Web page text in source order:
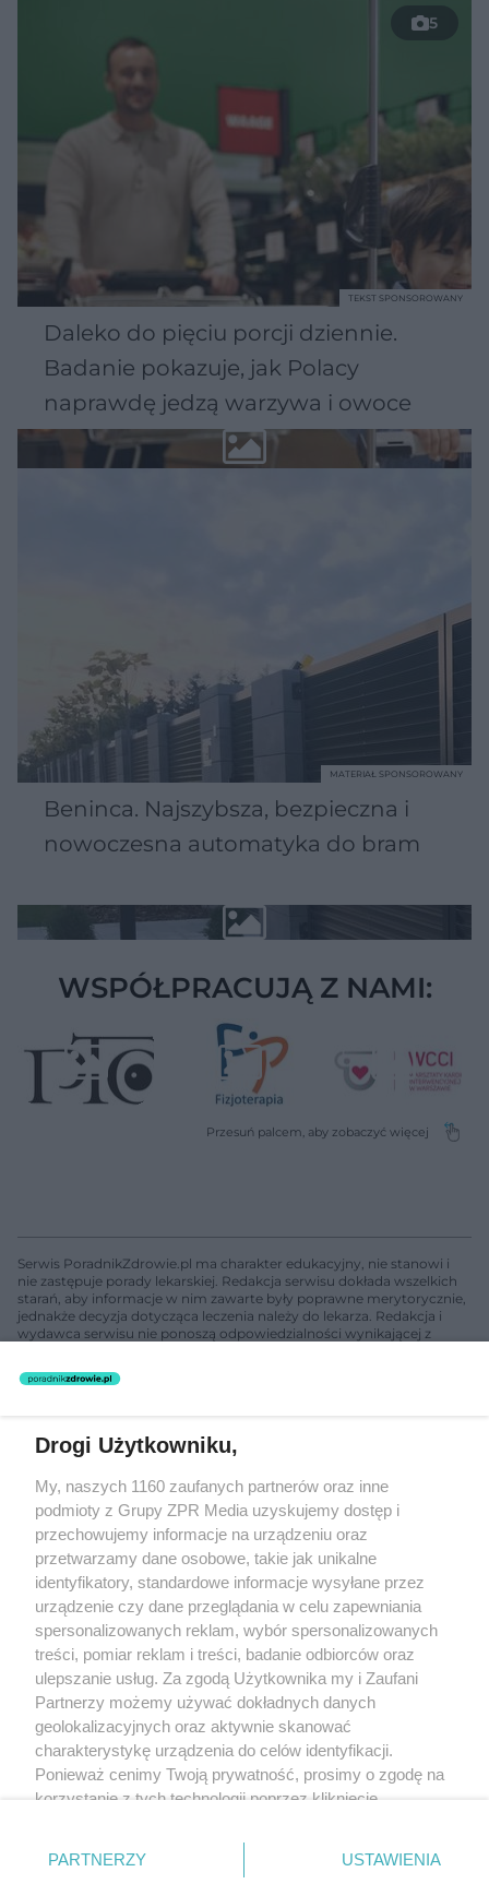
5
Daleko do pięciu porcji dziennie.
Badanie pokazuje, jak Polacy
naprawdę jedzą warzywa i owoce
TEKST SPONSOROWANY
Beninca. Najszybsza, bezpieczna i
nowoczesna automatyka do bram
MATERIAŁ SPONSOROWANY
WSPÓŁPRACUJĄ Z NAMI:
Serwis PoradnikZdrowie.pl ma charakter edukacyjny, nie stanowi i
nie zastępuje porady lekarskiej. Redakcja serwisu dokłada wszelkich
starań, aby informacje w nim zawarte były poprawne merytorycznie,
jednakże decyzja dotycząca leczenia należy do lekarza. Redakcja i
wydawca serwisu nie ponoszą odpowiedzialności wynikającej z
świadczeń zdrowotnych w rozumieniu art. 3 ust 1 ustawy o
rozpowszechniany lub dalej rozpowszechniany w jakikolwiek sposób
(w tym także elektroniczny lub mechaniczny) na jakimkolwiek polu
eksploatacji w jakiejkolwiek formie, włącznie z umieszczaniem w
Internecie bez pisemnej zgody właściciela praw. Jakiekolwiek użycie
lub wykorzystanie utworów w całości lub w części z naruszeniem
prawa, tzn. bez właściwej zgody, jest zabronione pod groźbą kary i
może być ścigane prawnie.
O nas
Informacje prawne
Nasze serwisy
Drogi Użytkowniku,
My, naszych 1160 zaufanych partnerów oraz inne
podmioty z Grupy ZPR Media uzyskujemy dostęp i
przechowujemy informacje na urządzeniu oraz
przetwarzamy dane osobowe, takie jak unikalne
identyfikatory, standardowe informacje wysyłane przez
urządzenie czy dane przeglądania w celu zapewniania
spersonalizowanych reklam, wybór spersonalizowanych
treści, pomiar reklam i treści, badanie odbiorców oraz
ulepszanie usług. Za zgodą Użytkownika my i Zaufani
Partnerzy możemy używać dokładnych danych
geolokalizacyjnych oraz aktywnie skanować
charakterystykę urządzenia do celów identyfikacji.
Ponieważ cenimy Twoją prywatność, prosimy o zgodę na
korzystanie z tych technologii poprzez kliknięcie
zmienić/wycofać klikając przycisk ustawień prywatności
znajdujący się w lewym dolnym rogu strony
PARTNERZY USTAWIENIA